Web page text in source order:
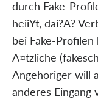
durch Fake-
heiiYt, dai?A?
bei Fake-
A¤tzliche
Angehoriger will
anderes